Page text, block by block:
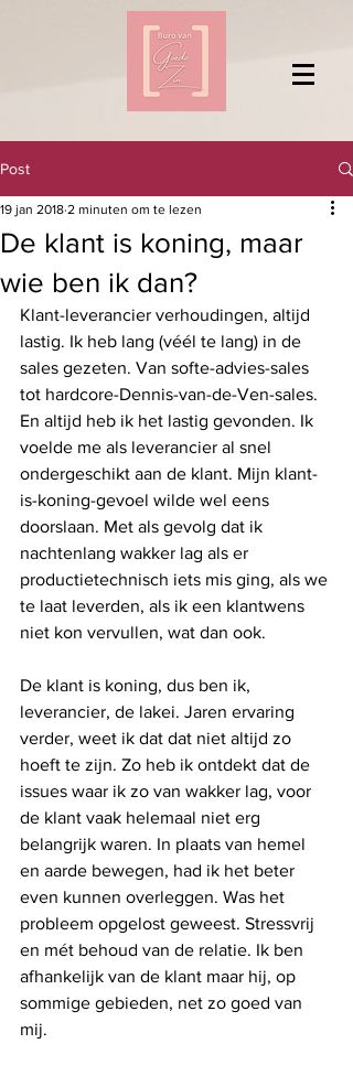
Post
De klant is koning, maar
wie ben ik dan?
19 jan 2018 2 minuten om te lezen
Klant-leverancier verhoudingen, altijd
lastig. Ik heb lang (véél te lang) in de
sales gezeten. Van softe-advies-sales
tot hardcore-Dennis-van-de-Ven-sales.
En altijd heb ik het lastig gevonden. Ik
voelde me als leverancier al snel
ondergeschikt aan de klant. Mijn klant-
is-koning-gevoel wilde wel eens
doorslaan. Met als gevolg dat ik
nachtenlang wakker lag als er
productietechnisch iets mis ging, als we
te laat leverden, als ik een klantwens
niet kon vervullen, wat dan ook.
De klant is koning, dus ben ik,
leverancier, de lakei. Jaren ervaring
verder, weet ik dat dat niet altijd zo
hoeft te zijn. Zo heb ik ontdekt dat de
issues waar ik zo van wakker lag, voor
de klant vaak helemaal niet erg
belangrijk waren. In plaats van hemel
en aarde bewegen, had ik het beter
even kunnen overleggen. Was het
probleem opgelost geweest. Stressvrij
en mét behoud van de relatie. Ik ben
afhankelijk van de klant maar hij, op
sommige gebieden, net zo goed van
mij.